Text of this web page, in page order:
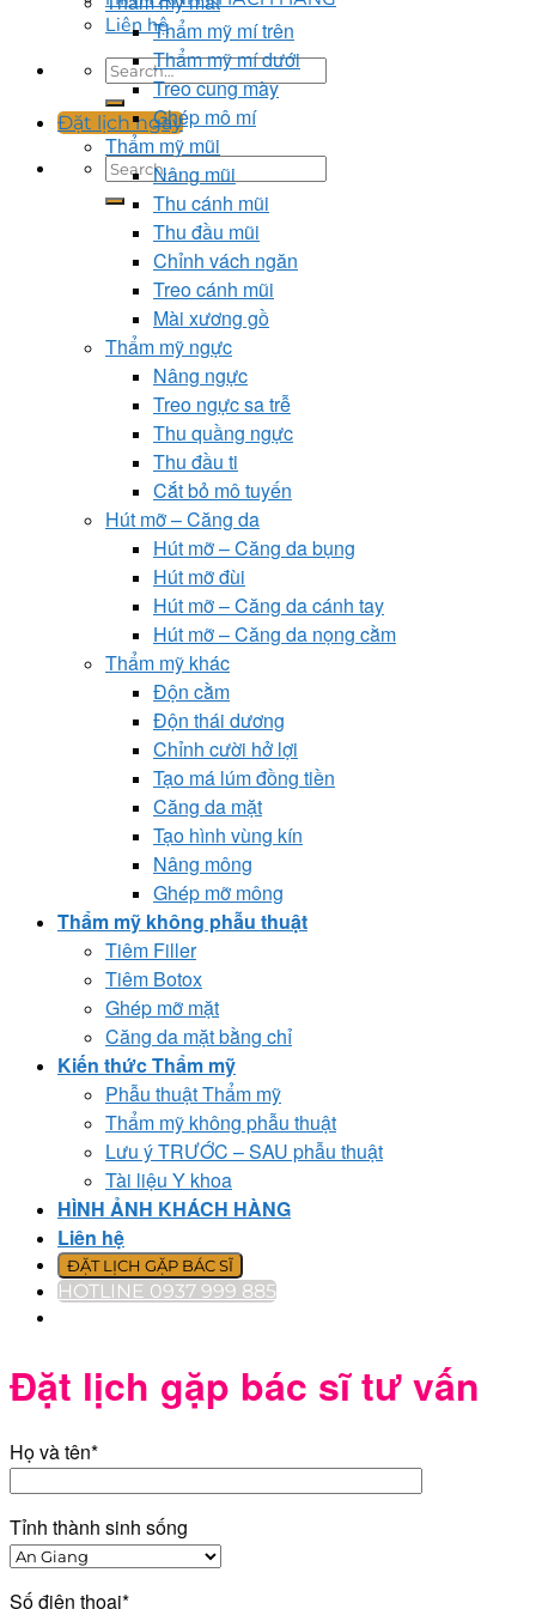
Liên hệ
Đặt lịch ngay
Thẩm mỹ mí trên
Thẩm mỹ mí dưới
Treo cung mày
Ghép mô mí
Thẩm mỹ mũi
Nâng mũi
Thu cánh mũi
Thu đầu mũi
Chỉnh vách ngăn
Treo cánh mũi
Mài xương gồ
Thẩm mỹ ngực
Nâng ngực
Treo ngực sa trễ
Thu quầng ngực
Thu đầu ti
Cắt bỏ mô tuyến
Hút mỡ – Căng da
Hút mỡ – Căng da bụng
Hút mỡ đùi
Hút mỡ – Căng da cánh tay
Hút mỡ – Căng da nọng cằm
Thẩm mỹ khác
Độn cằm
Độn thái dương
Chỉnh cười hở lợi
Tạo má lúm đồng tiền
Căng da mặt
Tạo hình vùng kín
Nâng mông
Ghép mỡ mông
Thẩm mỹ không phẫu thuật
Tiêm Filler
Tiêm Botox
Ghép mỡ mặt
Căng da mặt bằng chỉ
Kiến thức Thẩm mỹ
Phẫu thuật Thẩm mỹ
Thẩm mỹ không phẫu thuật
Lưu ý TRƯỚC – SAU phẫu thuật
Tài liệu Y khoa
HÌNH ẢNH KHÁCH HÀNG
Liên hệ
ĐẶT LỊCH GẶP BÁC SĨ
HOTLINE 0937 999 885
Đặt lịch gặp bác sĩ tư vấn
Họ và tên*
Tỉnh thành sinh sống
Số điện thoại*